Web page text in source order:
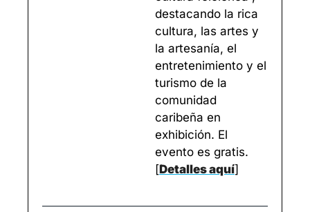
destacando la rica
cultura, las artes y
la artesanía, el
entretenimiento y el
turismo de la
comunidad
caribeña en
exhibición. El
[Detalles aquí]